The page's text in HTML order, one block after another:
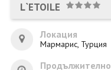
ПОЧИВКИ
КРУИЗИ
ЕКЗОТИКА
L`ETOILE
Локация
Мармарис, Турция